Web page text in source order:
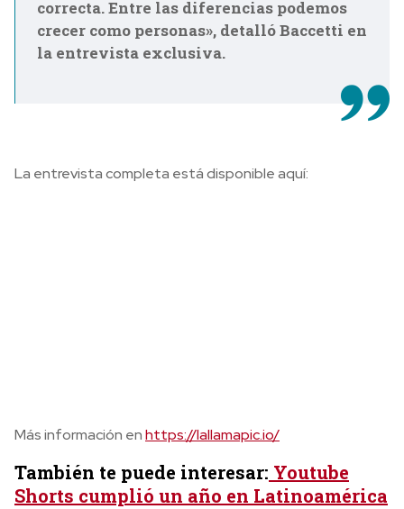
correcta. Entre las diferencias podemos
crecer como personas», detalló Baccetti en
la entrevista exclusiva.
La entrevista completa está disponible aquí:
Más información enhttps://lallamapic.io/
También te puede interesar: Youtube
Shorts cumplió un año en Latinoamérica